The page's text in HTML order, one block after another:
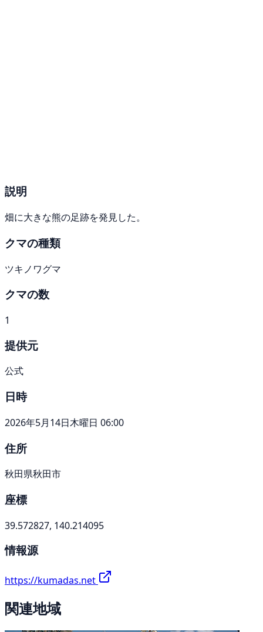
説明
畑に大きな熊の足跡を発見した。
クマの種類
ツキノワグマ
クマの数
1
提供元
公式
日時
2026年5月14日木曜日 06:00
住所
秋田県秋田市
座標
39.572827, 140.214095
情報源
https://kumadas.net
関連地域